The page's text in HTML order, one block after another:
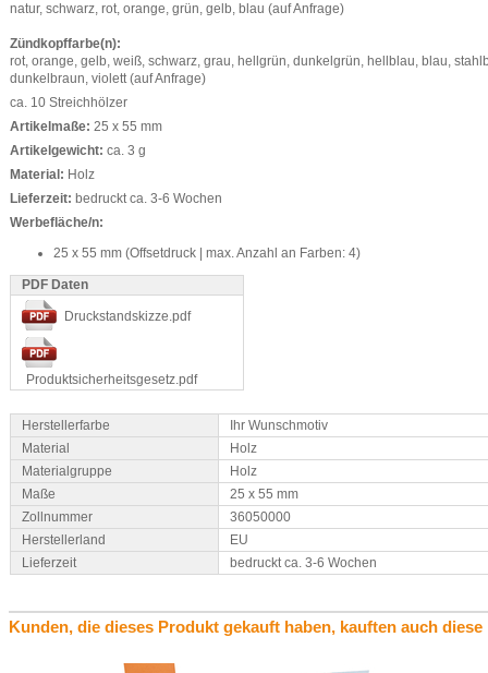
natur, schwarz, rot, orange, grün, gelb, blau (auf Anfrage)
Zündkopffarbe(n):
rot, orange, gelb, weiß, schwarz, grau, hellgrün, dunkelgrün, hellblau, blau,
dunkelbraun, violett (auf Anfrage)
ca. 10 Streichhölzer
Artikelmaße: 25 x 55 mm
Artikelgewicht: ca. 3 g
Material: Holz
Lieferzeit: bedruckt ca. 3-6 Wochen
Werbefläche/n:
25 x 55 mm (Offsetdruck | max. Anzahl an Farben: 4)
PDF Daten
Druckstandskizze.pdf
Produktsicherheitsgesetz.pdf
Herstellerfarbe
Ihr Wunschmotiv
Material
Holz
Materialgruppe
Holz
Maße
25 x 55 mm
Zollnummer
36050000
Herstellerland
EU
Lieferzeit
bedruckt ca. 3-6 Wochen
Kunden, die dieses Produkt gekauft haben, kauften auch